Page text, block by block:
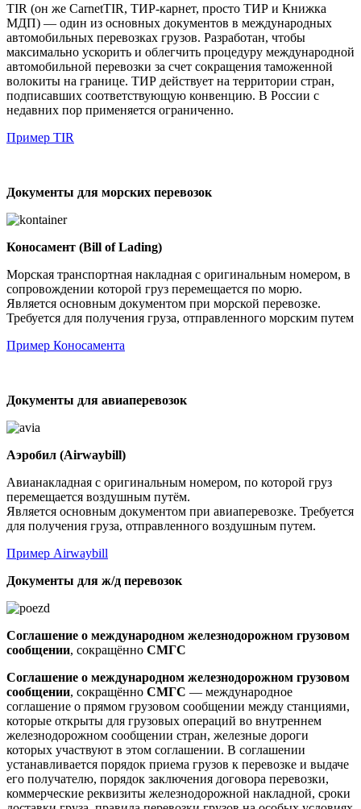
TIR (он же CarnetTIR, ТИР-карнет, просто ТИР и Книжка
МДП) — один из основных документов в международных
автомобильных перевозках грузов. Разработан, чтобы
максимально ускорить и облегчить процедуру международной
автомобильной перевозки за счет сокращения таможенной
волокиты на границе. ТИР действует на территории стран,
подписавших соответствующую конвенцию. В России с
недавних пор применяется ограниченно.
Пример TIR
Документы для морских перевозок
Коносамент (Bill of Lading)
Морская транспортная накладная с оригинальным номером, в
сопровождении которой груз перемещается по морю.
Является основным документом при морской перевозке.
Требуется для получения груза, отправленного морским путем
Пример Коносамента
Документы для авиаперевозок
Аэробил (Airwaybill)
Авианакладная с оригинальным номером, по которой груз
перемещается воздушным путём.
Является основным документом при авиаперевозке. Требуется
для получения груза, отправленного воздушным путем.
Пример Airwaybill
Документы для ж/д перевозок
Соглашение о международном железнодорожном грузовом
сообщении, сокращённо СМГС
Соглашение о международном железнодорожном грузовом
сообщении, сокращённо СМГС — международное
соглашение о прямом грузовом сообщении между станциями,
которые открыты для грузовых операций во внутреннем
железнодорожном сообщении стран, железные дороги
которых участвуют в этом соглашении. В соглашении
устанавливается порядок приема грузов к перевозке и выдаче
его получателю, порядок заключения договора перевозки,
коммерческие реквизиты железнодорожной накладной, сроки